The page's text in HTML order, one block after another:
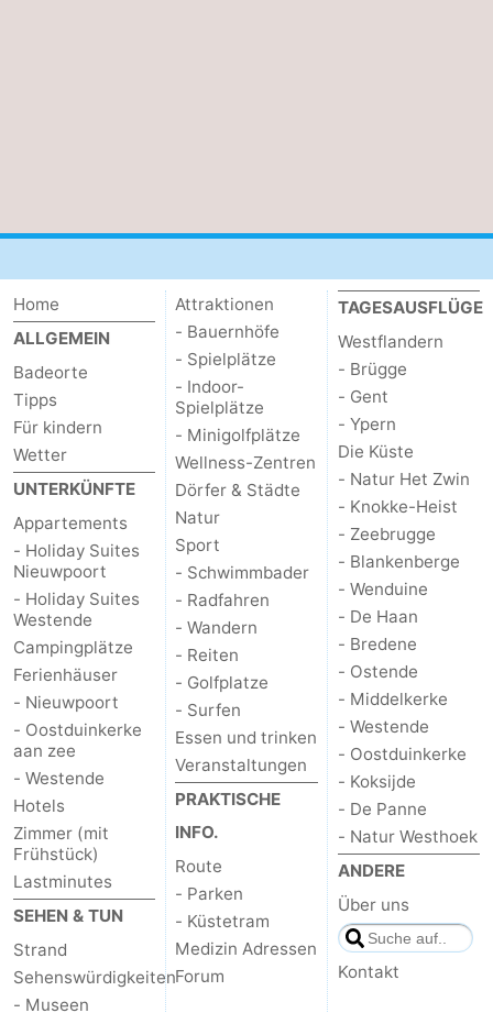
Home
ALLGEMEIN
Badeorte
Tipps
Für kindern
Wetter
UNTERKÜNFTE
Appartements
- Holiday Suites
Nieuwpoort
- Holiday Suites
Westende
Campingplätze
Ferienhäuser
- Nieuwpoort
- Oostduinkerke
aan zee
- Westende
Hotels
Zimmer (mit
Frühstück)
Lastminutes
SEHEN & TUN
Strand
Sehenswürdigkeiten
- Museen
Attraktionen
- Bauernhöfe
- Spielplätze
- Indoor-
Spielplätze
- Minigolfplätze
Wellness-Zentren
Dörfer & Städte
Natur
Sport
- Schwimmbader
- Radfahren
- Wandern
- Reiten
- Golfplatze
- Surfen
Essen und trinken
Veranstaltungen
PRAKTISCHE
INFO.
Route
- Parken
- Küstetram
Medizin Adressen
Forum
TAGESAUSFLÜGE
Westflandern
- Brügge
- Gent
- Ypern
Die Küste
- Natur Het Zwin
- Knokke-Heist
- Zeebrugge
- Blankenberge
- Wenduine
- De Haan
- Bredene
- Ostende
- Middelkerke
- Westende
- Oostduinkerke
- Koksijde
- De Panne
- Natur Westhoek
ANDERE
Über uns
Kontakt